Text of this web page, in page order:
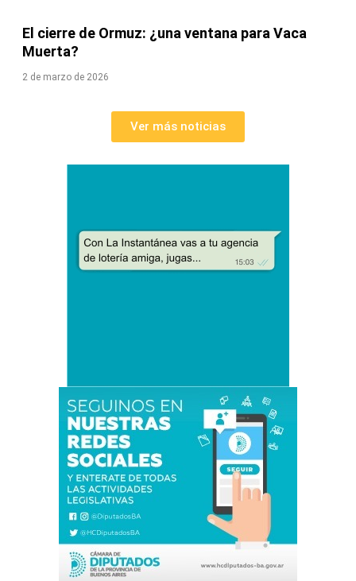
El cierre de Ormuz: ¿una ventana para Vaca
Muerta?
2 de marzo de 2026
Ver más noticias